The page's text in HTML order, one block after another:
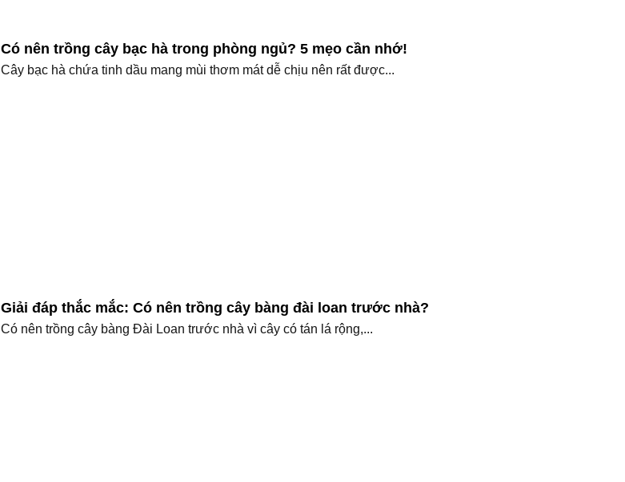
Có nên trồng cây bạc hà trong phòng ngủ? 5 mẹo cần nhớ!
Cây bạc hà chứa tinh dầu mang mùi thơm mát dễ chịu nên rất được...
Giải đáp thắc mắc: Có nên trồng cây bàng đài loan trước nhà?
Có nên trồng cây bàng Đài Loan trước nhà vì cây có tán lá rộng,...